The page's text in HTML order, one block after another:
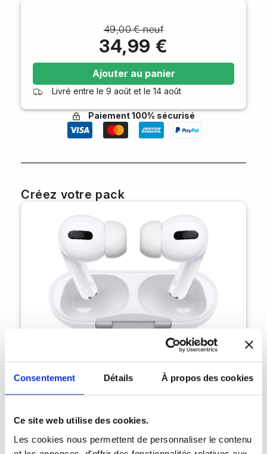
Consentement Détails À propos des cookies
Ce site web utilise des cookies.
Les cookies nous permettent de personnaliser le contenu
49,00 € neuf
34,99 €
Ajouter au panier
Livré entre le 9 août et le 14 août
Paiement 100% sécurisé
Créez votre pack
AirPods Pro 1 MageSafe